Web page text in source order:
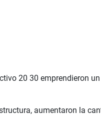
20 30 emprendieron
aumentaron la